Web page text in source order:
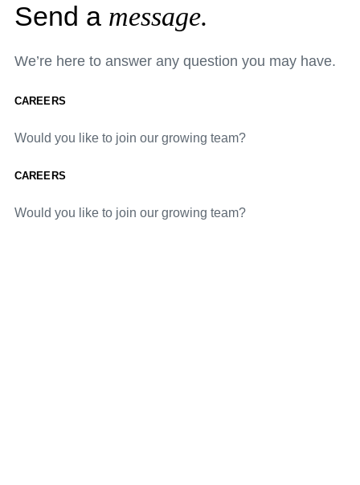
Send a message.
We’re here to answer any question you may have.
CAREERS
Would you like to join our growing team?
CAREERS
Would you like to join our growing team?